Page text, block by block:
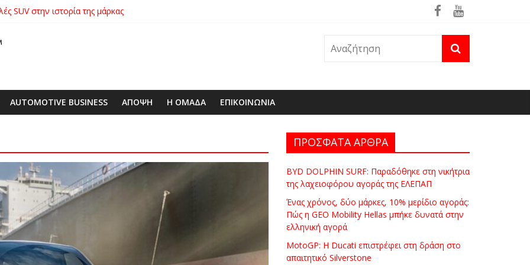
SUV στην ιστορία της μάρκας
Πώς η GEO Mobility Hellas μπήκε δυνατά στην ελληνική αγορά
απαιτητικό Silverstone
με δεξαμενή 600 λίτρων στην ΕΠΟΜΕΑ Βιλίων – το όχημα βρέθηκε ήδη στη φωτιά του Πόρτο Γερμενό
AUTOMOTIVE BUSINESS ΑΠΟΨΗ Η ΟΜΑΔΑ ΕΠΙΚΟΙΝΩΝΙΑ
ΠΡΟΣΦΑΤΑ ΑΡΘΡΑ
BYD DOLPHIN SURF: Παραδόθηκε στη νικήτρια
της λαχειοφόρου αγοράς της ΕΛΕΠΑΠ
Ένας χρόνος, δύο μάρκες, 10% μερίδιο αγοράς:
Πώς η GEO Mobility Hellas μπήκε δυνατά στην
ελληνική αγορά
MotoGP: Η Ducati επιστρέφει στη δράση στο
απαιτητικό Silverstone